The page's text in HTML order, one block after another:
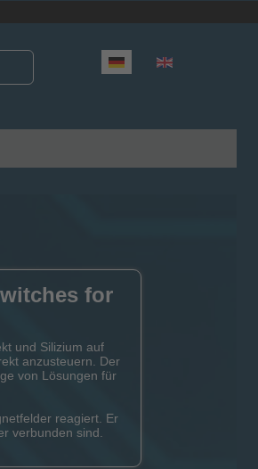
Sprache auswählen
for
und Silizium auf
anzusteuern. Der
von Lösungen für
reagiert. Er
verbunden sind.